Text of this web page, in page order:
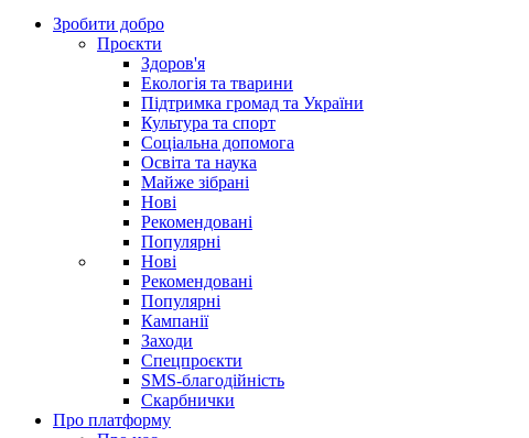
Зробити добро
Проєкти
Здоров'я
Екологія та тварини
Підтримка громад та України
Культура та спорт
Соціальна допомога
Освіта та наука
Майже зібрані
Нові
Рекомендовані
Популярні
Нові
Рекомендовані
Популярні
Кампанії
Заходи
Спецпроєкти
SMS-благодійність
Скарбнички
Про платформу